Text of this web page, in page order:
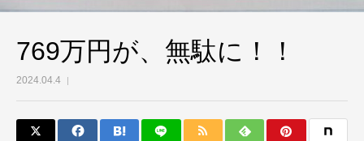
769万円が、無駄に！！
2024.04.4